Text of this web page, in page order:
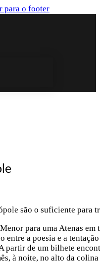
para o footer
são o suficiente para
para uma Atenas
a poesia e a
de um bilhete
à noite, no alto da